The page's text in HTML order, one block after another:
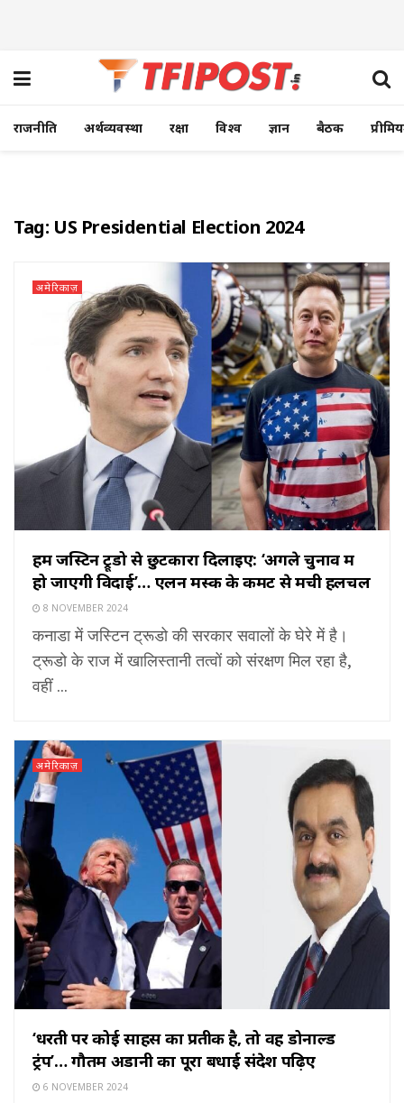
राजनीति अर्थव्यवस्था रक्षा विश्व ज्ञान बैठक
Tag: US Presidential Election 2024
अमेरिकाज़
हमें जस्टिन ट्रूडो से छुटकारा दिलाइए: ‘अगले चुनाव में
हो जाएगी विदाई’… एलन मस्क के कमेंट से मची हलचल
8 NOVEMBER 2024
कनाडा में जस्टिन ट्रूडो की सरकार सवालों के घेरे में है।
ट्रूडो के राज में खालिस्तानी तत्वों को संरक्षण मिल रहा है,
वहीं ...
अमेरिकाज़
‘धरती पर कोई साहस का प्रतीक है, तो वह डोनाल्ड
ट्रंप’… गौतम अडानी का पूरा बधाई संदेश पढ़िए
6 NOVEMBER 2024